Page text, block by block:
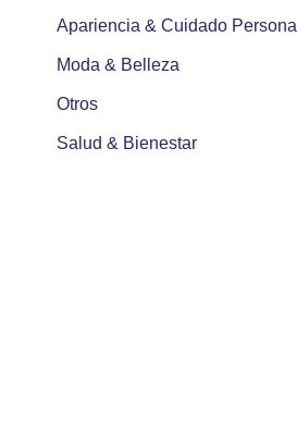
Apariencia & Cuidado Personal
Moda & Belleza
Otros
Salud & Bienestar